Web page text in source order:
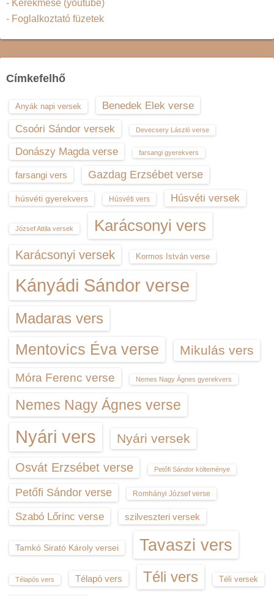
- Kerekmese (youtube)
- Foglalkoztató füzetek
Címkefelhő
Anyák napi versek
Benedek Elek verse
Csoóri Sándor versek
Devecsery László verse
Donászy Magda verse farsangi gyerekvers
farsangi vers Gazdag Erzsébet verse
húsvéti gyerekvers Húsvéti vers Húsvéti versek
József Attila versek Karácsonyi vers
Karácsonyi versek Kormos István verse
Kányádi Sándor verse
Madaras vers
Mentovics Éva verse Mikulás vers
Móra Ferenc verse Nemes Nagy Ágnes gyerekvers
Nemes Nagy Ágnes verse
Nyári vers Nyári versek
Osvát Erzsébet verse Petőfi Sándor költeménye
Petőfi Sándor verse Romhányi József verse
Szabó Lőrinc verse szilveszteri versek
Tamkó Sirató Károly versei Tavaszi vers
Télapós vers Télapó vers Téli vers Téli versek